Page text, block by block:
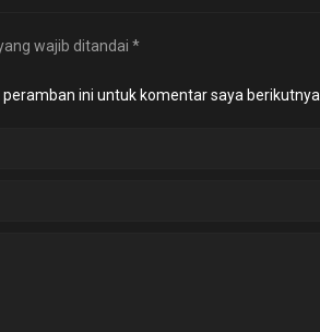
wajib ditandai *
ini untuk komentar saya berikutnya.